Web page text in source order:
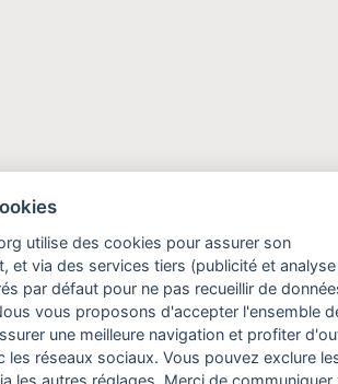
utilise des cookies pour assurer son
et via des services tiers (publicité et
par défaut pour ne pas recueillir de
vous proposons d'accepter l'ensemble
une meilleure navigation et profiter
les réseaux sociaux. Vous pouvez exclure
les autres réglages. Merci de communiquer